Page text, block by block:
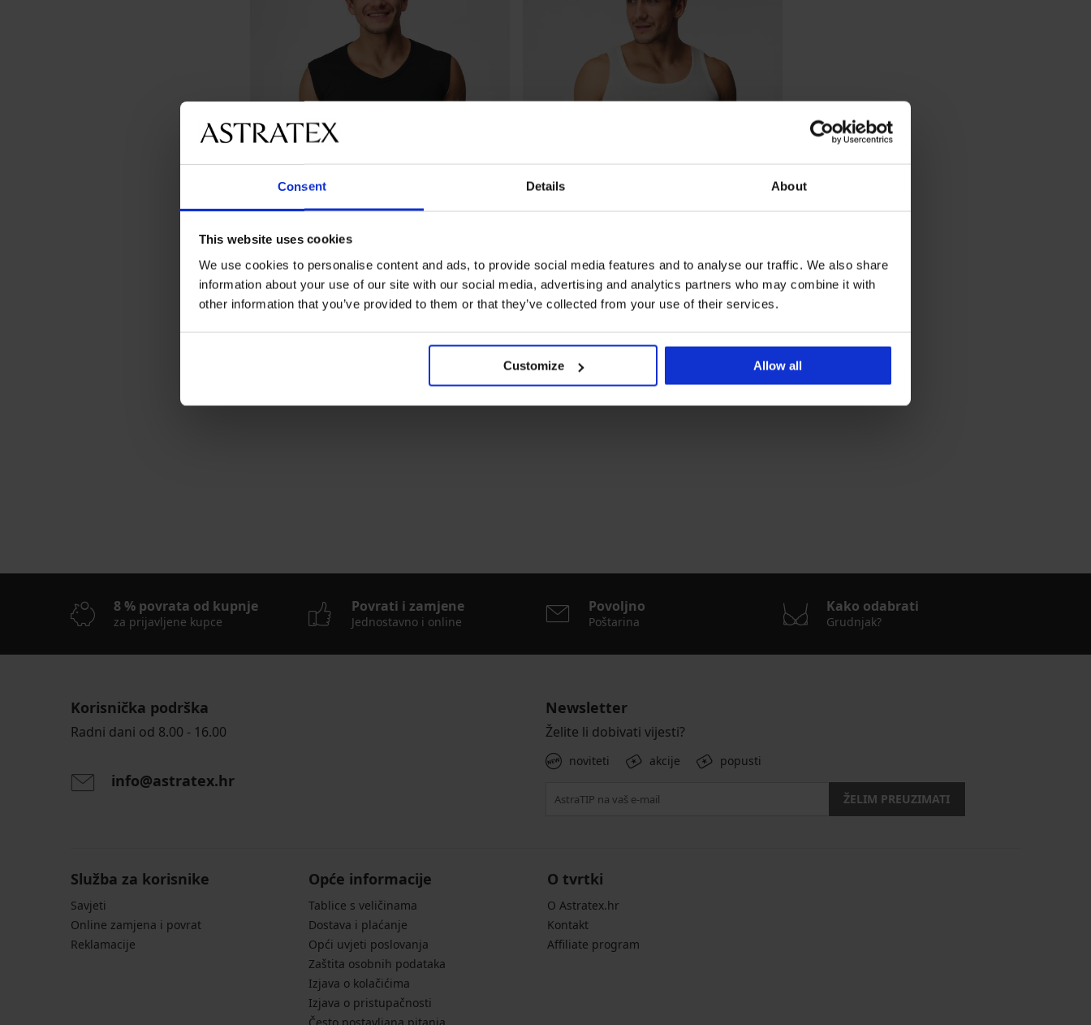
Consent Details About
This website uses cookies
We use cookies to personalise content and ads, to provide social media features and to analyse our traffic. We also share
information about your use of our site with our social media, advertising and analytics partners who may combine it with
other information that you’ve provided to them or that they’ve collected from your use of their services.
Customize Allow all
Termo majica bez rukava Garland
8 % povrata od kupnje
za prijavljene kupce
Povrati i zamjene
Jednostavno i online
Povoljno
Poštarina
Kako odabrati
Grudnjak?
Korisnička podrška
Radni dani od 8.00 - 16.00
info@astratex.hr
Newsletter
Želite li dobivati vijesti?
noviteti akcije popusti
ŽELIM PREUZIMATI
Služba za korisnike
Savjeti
Online zamjena i povrat
Reklamacije
Opće informacije
Tablice s veličinama
Dostava i plaćanje
Opći uvjeti poslovanja
Zaštita osobnih podataka
Izjava o kolačićima
Izjava o pristupačnosti
O tvrtki
O Astratex.hr
Kontakt
Affiliate program